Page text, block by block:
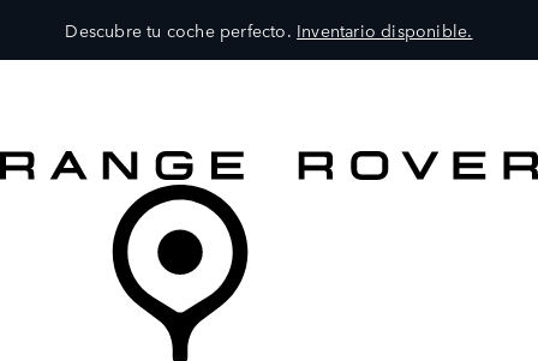
Descubre tu coche perfecto. Inventario disponible.